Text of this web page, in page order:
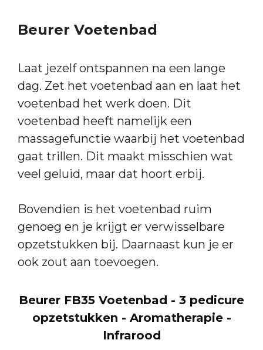
Beurer Voetenbad
Laat jezelf ontspannen na een lange
dag. Zet het voetenbad aan en laat het
voetenbad het werk doen. Dit
voetenbad heeft namelijk een
massagefunctie waarbij het voetenbad
gaat trillen. Dit maakt misschien wat
veel geluid, maar dat hoort erbij.
Bovendien is het voetenbad ruim
genoeg en je krijgt er verwisselbare
opzetstukken bij. Daarnaast kun je er
ook zout aan toevoegen.
Beurer FB35 Voetenbad - 3 pedicure
opzetstukken - Aromatherapie -
Infrarood